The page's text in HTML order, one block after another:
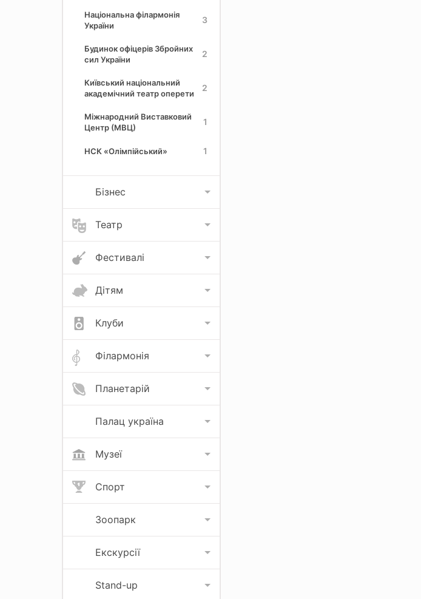
Національна філармонія
України
3
Будинок офіцерів Збройних
сил України
2
Київський національний
академічний театр оперети
2
Міжнародний Виставковий
Центр (МВЦ)
1
НСК «Олімпійський» 1
Бізнес
Театр
Фестивалі
Дітям
Клуби
Філармонія
Планетарій
Палац україна
Музеї
Спорт
Зоопарк
Екскурсії
Stand-up